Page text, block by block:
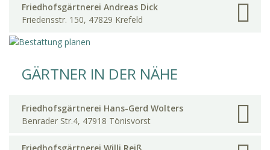
Friedhofsgärtnerei Andreas Dick
Friedensstr. 150, 47829 Krefeld
GÄRTNER IN DER NÄHE
Friedhofsgärtnerei Hans-Gerd Wolters
Benrader Str.4, 47918 Tönisvorst